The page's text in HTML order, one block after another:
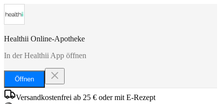
Healthii Online-Apotheke
In der Healthii App öffnen
Öffnen
Versandkostenfrei ab 25 € oder mit E-Rezept